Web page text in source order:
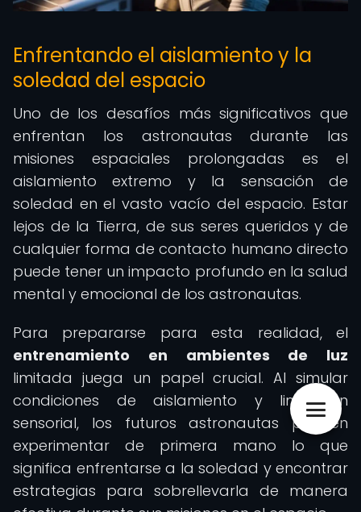
Enfrentando el aislamiento y la
soledad del espacio
Uno de los desafíos más significativos que
enfrentan los astronautas durante las
misiones espaciales prolongadas es el
aislamiento extremo y la sensación de
soledad en el vasto vacío del espacio. Estar
lejos de la Tierra, de sus seres queridos y de
cualquier forma de contacto humano directo
puede tener un impacto profundo en la salud
mental y emocional de los astronautas.
Para prepararse para esta realidad, el
entrenamiento en ambientes de luz
limitada juega un papel crucial. Al simular
condiciones de aislamiento y limitación
sensorial, los futuros astronautas pueden
experimentar de primera mano lo que
significa enfrentarse a la soledad y encontrar
estrategias para sobrellevarla de manera